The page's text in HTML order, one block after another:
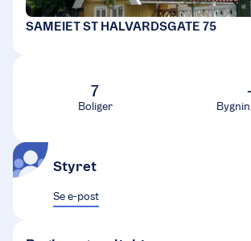
SAMEIET ST HALVARDSGATE 75
7
Boliger
Styret
Se e-post